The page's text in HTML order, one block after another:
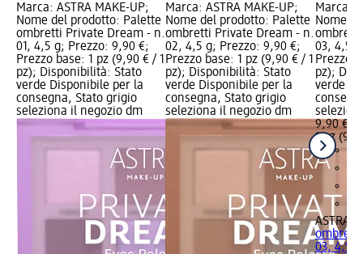
Marca: ASTRA MAKE-UP;
Nome del prodotto: Palette
ombretti Private Dream - n.
01, 4,5 g; Prezzo: 9,90 €;
Prezzo base: 1 pz (9,90 € / 1
pz); Disponibilità: Stato
verde Disponibile per la
consegna, Stato grigio
seleziona il negozio dm
Marca: ASTRA MAKE-UP;
Nome del prodotto: Palette
ombretti Private Dream - n.
02, 4,5 g; Prezzo: 9,90 €;
Prezzo base: 1 pz (9,90 € / 1
pz); Disponibilità: Stato
verde Disponibile per la
consegna, Stato grigio
seleziona il negozio dm
Marca:
Nome
ombretti
03, 4,5
Prezzo
pz);
verde
9,90 €
1 pz
ASTRA
ombretti
03, 4,5 g